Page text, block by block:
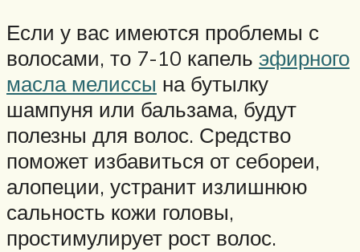
Если у вас имеются проблемы с
волосами, то 7-10 капель эфирного
масла мелиссы на бутылку
шампуня или бальзама, будут
полезны для волос. Средство
поможет избавиться от себореи,
алопеции, устранит излишнюю
сальность кожи головы,
простимулирует рост волос.